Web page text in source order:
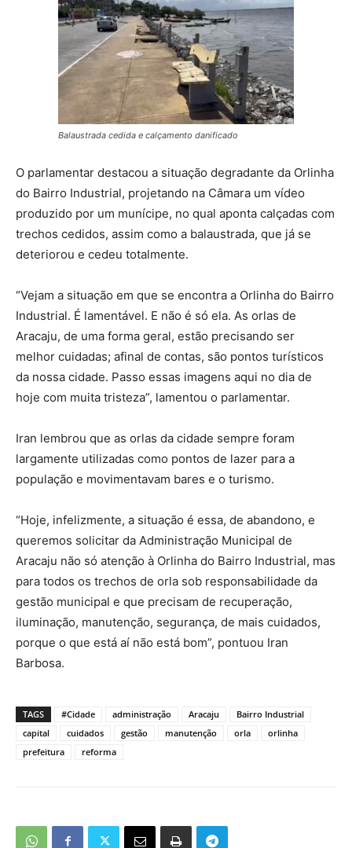
Balaustrada cedida e calçamento danificado
O parlamentar destacou a situação degradante da Orlinha
do Bairro Industrial, projetando na Câmara um vídeo
produzido por um munícipe, no qual aponta calçadas com
trechos cedidos, assim como a balaustrada, que já se
deteriorou e cedeu totalmente.
“Vejam a situação em que se encontra a Orlinha do Bairro
Industrial. É lamentável. E não é só ela. As orlas de
Aracaju, de uma forma geral, estão precisando ser
melhor cuidadas; afinal de contas, são pontos turísticos
da nossa cidade. Passo essas imagens aqui no dia de
hoje com muita tristeza”, lamentou o parlamentar.
Iran lembrou que as orlas da cidade sempre foram
largamente utilizadas como pontos de lazer para a
população e movimentavam bares e o turismo.
“Hoje, infelizmente, a situação é essa, de abandono, e
queremos solicitar da Administração Municipal de
Aracaju não só atenção à Orlinha do Bairro Industrial, mas
para todos os trechos de orla sob responsabilidade da
gestão municipal e que precisam de recuperação,
iluminação, manutenção, segurança, de mais cuidados,
porque o que está aí não está bom”, pontuou Iran
Barbosa.
TAGS #Cidade administração Aracaju
Bairro Industrial
capital
cuidados gestão manutenção orla
orlinha
prefeitura
reforma